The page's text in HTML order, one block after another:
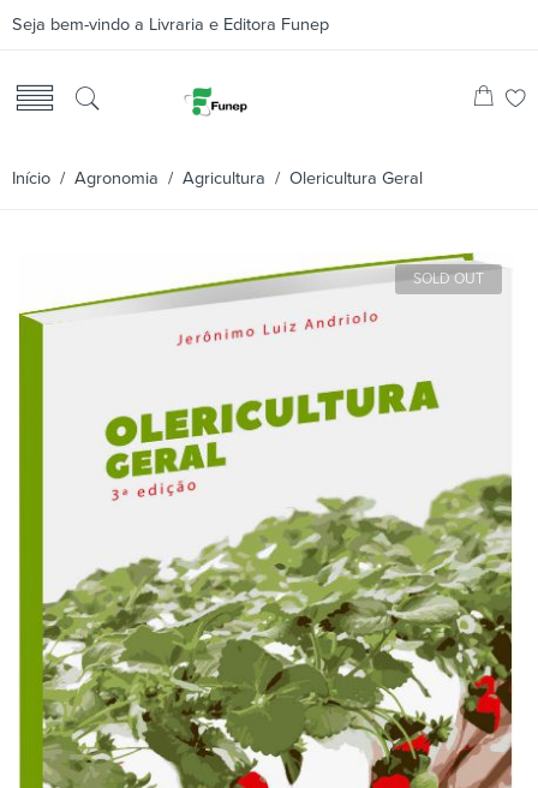
Seja bem-vindo a Livraria e Editora Funep
Início / Agronomia / Agricultura / Olericultura Geral
SOLD OUT